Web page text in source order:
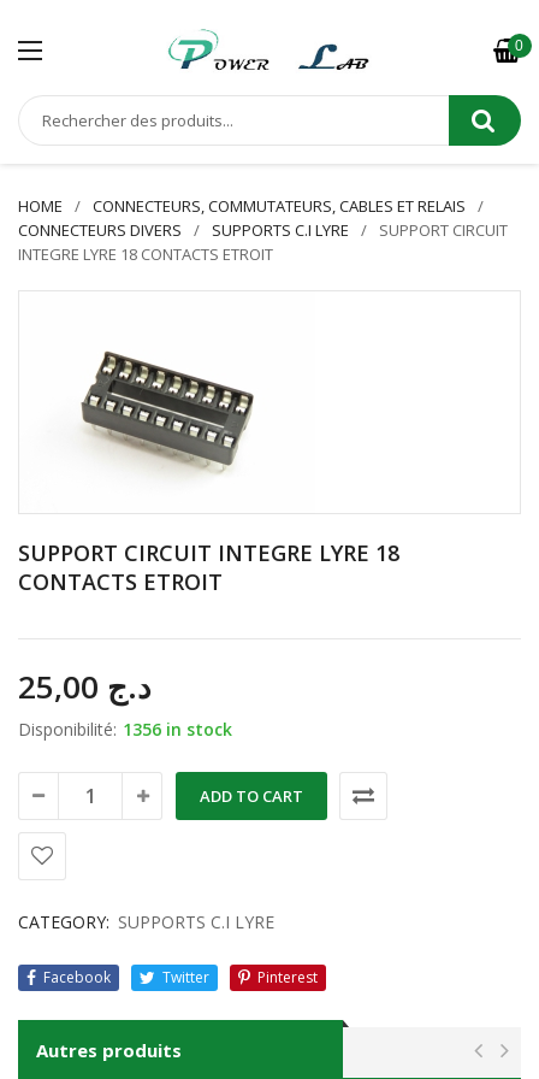
0
HOME
CONNECTEURS, COMMUTATEURS, CABLES ET RELAIS
CONNECTEURS DIVERS
SUPPORTS C.I LYRE
SUPPORT CIRCUIT
INTEGRE LYRE 18 CONTACTS ETROIT
SUPPORT CIRCUIT INTEGRE LYRE 18
CONTACTS ETROIT
د.ج
Disponibilité: 1356 in stock
ADD TO CART
CATEGORY: SUPPORTS C.I LYRE
Facebook Twitter Pinterest
Autres produits